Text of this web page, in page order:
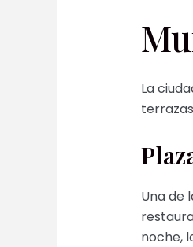
La
Una de
noche,